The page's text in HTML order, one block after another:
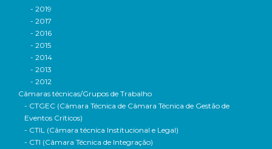
- 2019
- 2017
- 2016
- 2015
- 2014
- 2013
- 2012
Câmaras técnicas/Grupos de Trabalho
- CTGEC (Câmara Técnica de Câmara Técnica de Gestão de
Eventos Críticos)
- CTIL (Câmara técnica Institucional e Legal)
- CTI (Câmara Técnica de Integração)